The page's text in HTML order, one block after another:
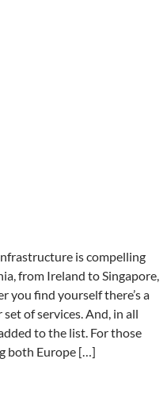
is compelling
from Ireland to Singapore,
you find yourself there’s a
of services. And, in all
to the list. For those
both Europe […]